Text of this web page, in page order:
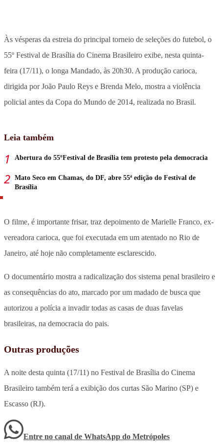
Às vésperas da estreia do principal torneio de seleções do futebol, o
55º Festival de Brasília do Cinema Brasileiro exibe, nesta quinta-
feira (17/11), o longa Mandado, às 20h30. A produção carioca,
dirigida por João Paulo Reys e Brenda Melo, mostra a violência
policial antes da Copa do Mundo de 2014, realizada no Brasil.
Leia também
Abertura do 55ºFestival de Brasília tem protesto pela democracia
Mato Seco em Chamas, do DF, abre 55ª edição do Festival de
Brasília
O filme, é importante frisar, traz depoimento de Marielle Franco, ex-
vereadora carioca, que foi executada em um atentado no Rio de
Janeiro, até hoje não completamente esclarescido.
O documentário mostra a radicalização dos sistema penal brasileiro e
as consequências do ato, marcado por um madado de busca que
autorizou a polícia a invadir todas as casas de duas favelas
brasileiras, na democracia do pais.
Outras produções
A noite desta quinta (17/11) no Festival de Brasília do Cinema
Brasileiro também terá a exibição dos curtas São Marino (SP) e
Escasso (RJ).
Entre no canal de WhatsApp do Metrópoles